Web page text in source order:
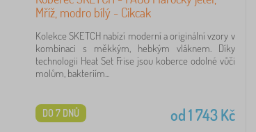
Mříž, modro bílý - Cikcak
Kolekce SKETCH nabízí moderní a originální vzory v
kombinaci s měkkým, hebkým vláknem. Díky
technologii Heat Set Frise jsou koberce odolné vůči
molům, bakteriím...
od1 743Kč
DO 7 DNŮ